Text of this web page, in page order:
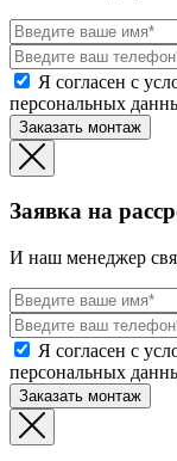
Я согласен с
персональных
Заказать монтаж
Заявка на
И наш менеджер
Я согласен с
персональных
Заказать монтаж